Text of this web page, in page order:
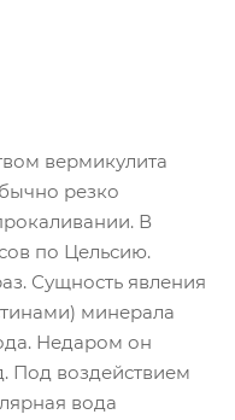
вермикулита
резко
В
по Цельсию.
Сущность явления
минерала
Недаром он
Под воздействием
вода